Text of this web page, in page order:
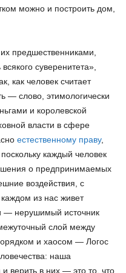
можно и построить дом,
предшественниками,
суверенитета»,
как человек считает
— слово, этимологически
и королевской
власти в сфере
естественному праву,
каждый человек
о предпринимаемых
воздействия, с
из нас живет
— нерушимый источник
слой между
и хаосом — Логос
наша
и верить в них — это то, что